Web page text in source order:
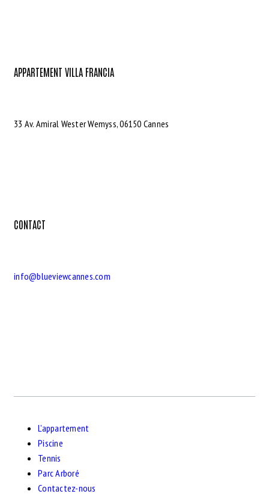
APPARTEMENT VILLA FRANCIA
33 Av. Amiral Wester Wemyss, 06150 Cannes
CONTACT
info@blueviewcannes.com
L’appartement
Piscine
Tennis
Parc Arboré
Contactez-nous